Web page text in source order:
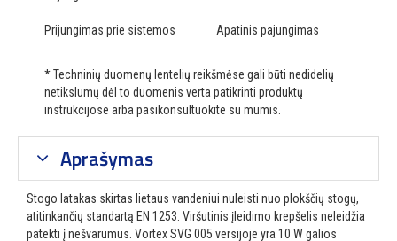
Prijungimas prie sistemos Apatinis pajungimas
* Techninių duomenų lentelių reikšmėse gali būti nedidelių
netikslumų dėl to duomenis verta patikrinti produktų
instrukcijose arba pasikonsultuokite su mumis.
Aprašymas
Stogo latakas skirtas lietaus vandeniui nuleisti nuo plokščių stogų,
atitinkančių standartą EN 1253. Viršutinis įleidimo krepšelis neleidžia
patekti į nešvarumus. Vortex SVG 005 versijoje yra 10 W galios